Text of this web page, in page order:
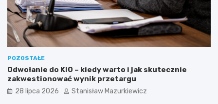
POZOSTAŁE
Odwołanie do KIO – kiedy warto i jak skutecznie
zakwestionować wynik przetargu
28 lipca 2026 Stanisław Mazurkiewicz